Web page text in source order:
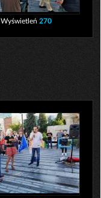
Wyświetleń 270